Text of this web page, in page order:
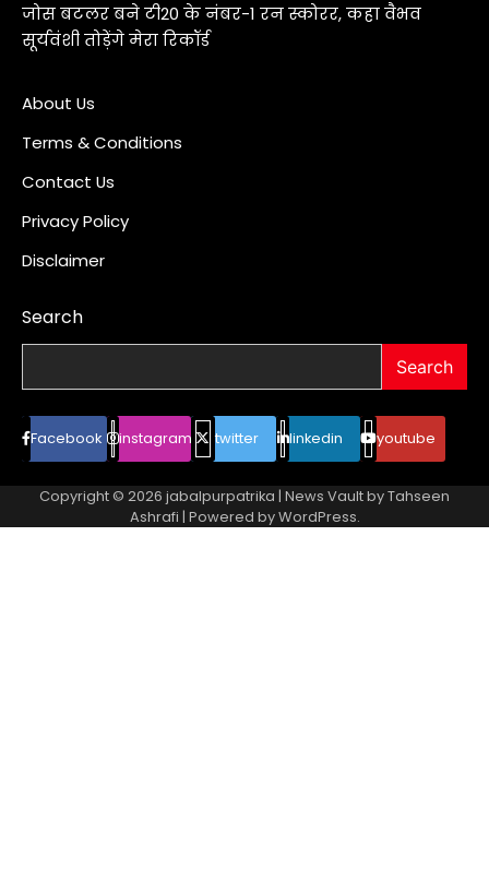
जोस बटलर बने टी20 के नंबर-1 रन स्कोरर, कहा वैभव
सूर्यवंशी तोड़ेंगे मेरा रिकॉर्ड
About Us
Terms & Conditions
Contact Us
Privacy Policy
Disclaimer
Search
Search
Facebook instagram twitter linkedin youtube
Copyright © 2026 jabalpurpatrika | News Vault byTahseen
Ashrafi | Powered byWordPress.